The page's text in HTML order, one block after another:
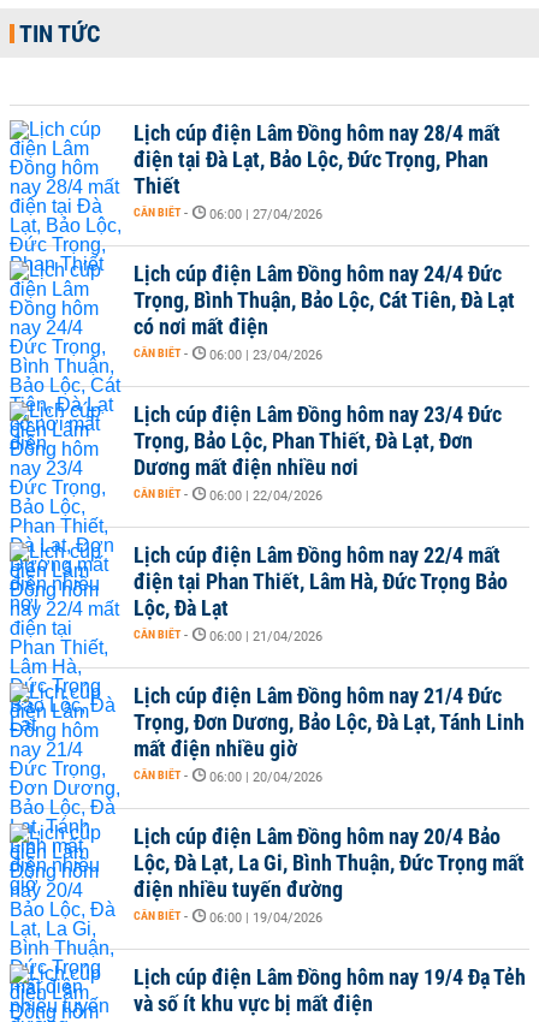
TIN TỨC
Lịch cúp điện Lâm Đồng hôm nay 28/4 mất
điện tại Đà Lạt, Bảo Lộc, Đức Trọng, Phan
Thiết
CẦN BIẾT - 06:00 | 27/04/2026
Lịch cúp điện Lâm Đồng hôm nay 24/4 Đức
Trọng, Bình Thuận, Bảo Lộc, Cát Tiên, Đà Lạt
có nơi mất điện
CẦN BIẾT - 06:00 | 23/04/2026
Lịch cúp điện Lâm Đồng hôm nay 23/4 Đức
Trọng, Bảo Lộc, Phan Thiết, Đà Lạt, Đơn
Dương mất điện nhiều nơi
CẦN BIẾT - 06:00 | 22/04/2026
Lịch cúp điện Lâm Đồng hôm nay 22/4 mất
điện tại Phan Thiết, Lâm Hà, Đức Trọng Bảo
Lộc, Đà Lạt
CẦN BIẾT - 06:00 | 21/04/2026
Lịch cúp điện Lâm Đồng hôm nay 21/4 Đức
Trọng, Đơn Dương, Bảo Lộc, Đà Lạt, Tánh Linh
mất điện nhiều giờ
CẦN BIẾT - 06:00 | 20/04/2026
Lịch cúp điện Lâm Đồng hôm nay 20/4 Bảo
Lộc, Đà Lạt, La Gi, Bình Thuận, Đức Trọng mất
điện nhiều tuyến đường
CẦN BIẾT - 06:00 | 19/04/2026
Lịch cúp điện Lâm Đồng hôm nay 19/4 Đạ Tẻh
và số ít khu vực bị mất điện